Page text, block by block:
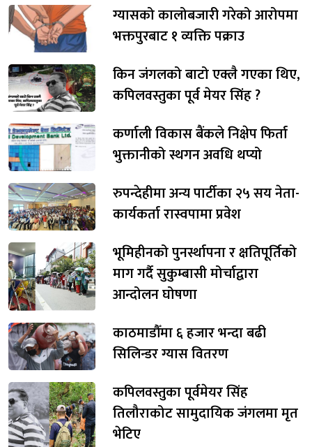
ग्यासको कालोबजारी गरेको आरोपमा
भक्तपुरबाट १ व्यक्ति पक्राउ
किन जंगलको बाटो एक्लै गएका थिए,
कपिलवस्तुका पूर्व मेयर सिंह ?
कर्णाली विकास बैंकले निक्षेप फिर्ता
भुक्तानीको स्थगन अवधि थप्यो
रुपन्देहीमा अन्य पार्टीका २५ सय नेता-
कार्यकर्ता रास्वपामा प्रवेश
भूमिहीनको पुनर्स्थापना र क्षतिपूर्तिको
माग गर्दै सुकुम्बासी मोर्चाद्वारा
आन्दोलन घोषणा
काठमाडौँमा ६ हजार भन्दा बढी
सिलिन्डर ग्यास वितरण
कपिलवस्तुका पूर्वमेयर सिंह
तिलौराकोट सामुदायिक जंगलमा मृत
भेटिए